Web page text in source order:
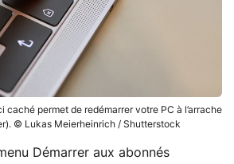
caché permet de redémarrer votre PC à l’arrache
© Lukas Meierheinrich / Shutterstock
Démarrer aux abonnés